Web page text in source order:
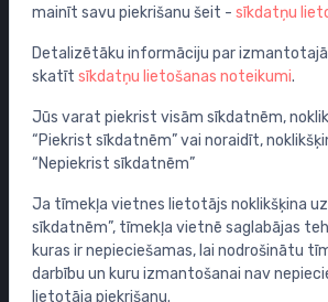
Izpārdošana
Maisītāji
Izlietnes
Tualetes podi
Vannas
Dušas
Vannas istabas piederumi
Mēbeles
Rāmji un skalošanas sistēmas
mainīt savu piekrišanu šeit - sīkdatņu
Detalizētāku informāciju par
skatīt sīkdatņu lietošanas noteikumi.
Jūs varat piekrist visām sīkdatnēm,
“Piekrist sīkdatnēm” vai noraidīt,
“Nepiekrist sīkdatnēm”
Ja tīmekļa vietnes lietotājs noklikšķina uz
sīkdatnēm”, tīmekļa vietnē saglabājas
kuras ir nepieciešamas, lai nodrošinātu
darbību un kuru izmantošanai nav
lietotāja piekrišanu.